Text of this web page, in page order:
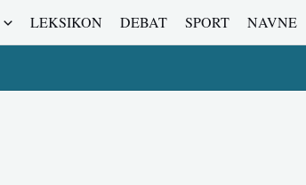
LEKSIKON DEBAT SPORT NAVNE